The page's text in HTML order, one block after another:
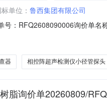
单位： 鲁西集团有限公司
号：RFQ2608090006询价单
规定，否则请勿报价，若有不
器 相控阵超声检测仪小径管探头
脂询价单20260809/